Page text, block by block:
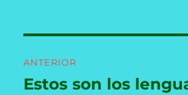
de
ANTERIOR
Entrada
Estos son los